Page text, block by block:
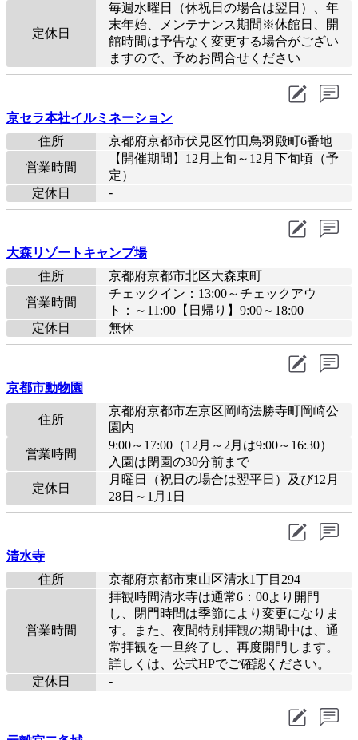
定休日
毎週水曜日（休祝日の場合は翌日）、年
末年始、メンテナンス期間※休館日、開
館時間は予告なく変更する場合がござい
ますので、予めお問合せください
京セラ本社イルミネーション
住所
京都府京都市伏見区竹田鳥羽殿町6番地
営業時間
【開催期間】12月上旬～12月下旬頃（予
定）
定休日
-
大森リゾートキャンプ場
住所
京都府京都市北区大森東町
営業時間
チェックイン：13:00～チェックアウ
ト：～11:00【日帰り】9:00～18:00
定休日
無休
京都市動物園
住所
京都府京都市左京区岡崎法勝寺町岡崎公
園内
営業時間
9:00～17:00（12月～2月は9:00～16:30）
入園は閉園の30分前まで
定休日
月曜日（祝日の場合は翌平日）及び12月
28日～1月1日
清水寺
住所
京都府京都市東山区清水1丁目294
営業時間
拝観時間清水寺は通常6：00より開門
し、閉門時間は季節により変更になりま
す。また、夜間特別拝観の期間中は、通
常拝観を一旦終了し、再度開門します。
詳しくは、公式HPでご確認ください。
定休日
-